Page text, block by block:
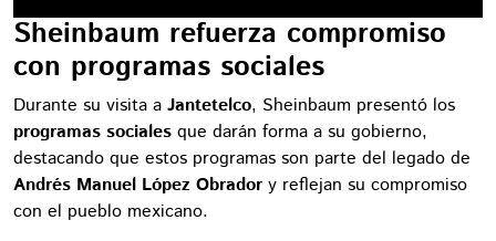
Sheinbaum refuerza compromiso
con programas sociales
Durante su visita a Jantetelco, Sheinbaum presentó los
programas sociales que darán forma a su gobierno,
destacando que estos programas son parte del legado de
Andrés Manuel López Obrador y reflejan su compromiso
con el pueblo mexicano.